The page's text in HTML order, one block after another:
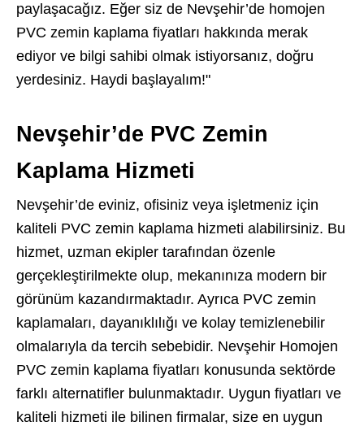
paylaşacağız. Eğer siz de Nevşehir’de homojen
PVC zemin kaplama fiyatları hakkında merak
ediyor ve bilgi sahibi olmak istiyorsanız, doğru
yerdesiniz. Haydi başlayalım!"
Nevşehir’de PVC Zemin
Kaplama Hizmeti
Nevşehir’de eviniz, ofisiniz veya işletmeniz için
kaliteli PVC zemin kaplama hizmeti alabilirsiniz. Bu
hizmet, uzman ekipler tarafından özenle
gerçekleştirilmekte olup, mekanınıza modern bir
görünüm kazandırmaktadır. Ayrıca PVC zemin
kaplamaları, dayanıklılığı ve kolay temizlenebilir
olmalarıyla da tercih sebebidir. Nevşehir Homojen
PVC zemin kaplama fiyatları konusunda sektörde
farklı alternatifler bulunmaktadır. Uygun fiyatları ve
kaliteli hizmeti ile bilinen firmalar, size en uygun